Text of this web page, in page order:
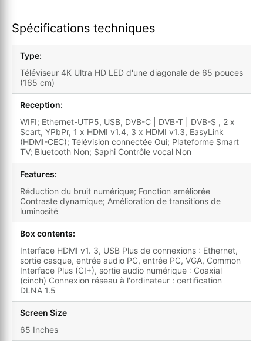
Spécifications techniques
Type:
Téléviseur 4K Ultra HD LED d'une diagonale de 65 pouces
(165 cm)
Reception:
WIFI; Ethernet-UTP5, USB, DVB-C | DVB-T | DVB-S , 2 x
Scart, YPbPr, 1 x HDMI v1.4, 3 x HDMI v1.3, EasyLink
(HDMI-CEC); Télévision connectée Oui; Plateforme Smart
TV; Bluetooth Non; Saphi Contrôle vocal Non
Features:
Réduction du bruit numérique; Fonction améliorée
Contraste dynamique; Amélioration de transitions de
luminosité
Box contents:
Interface HDMI v1. 3, USB Plus de connexions : Ethernet,
sortie casque, entrée audio PC, entrée PC, VGA, Common
Interface Plus (CI+), sortie audio numérique : Coaxial
(cinch) Connexion réseau à l'ordinateur : certification
DLNA 1.5
Screen Size
65 Inches